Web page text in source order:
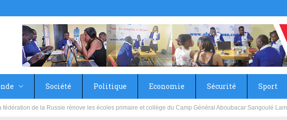
Société Politique Economie Sécurité Sport
fédération de la Russie rénove les écoles primaire et collège du Camp Général Aboubacar Sangoulé